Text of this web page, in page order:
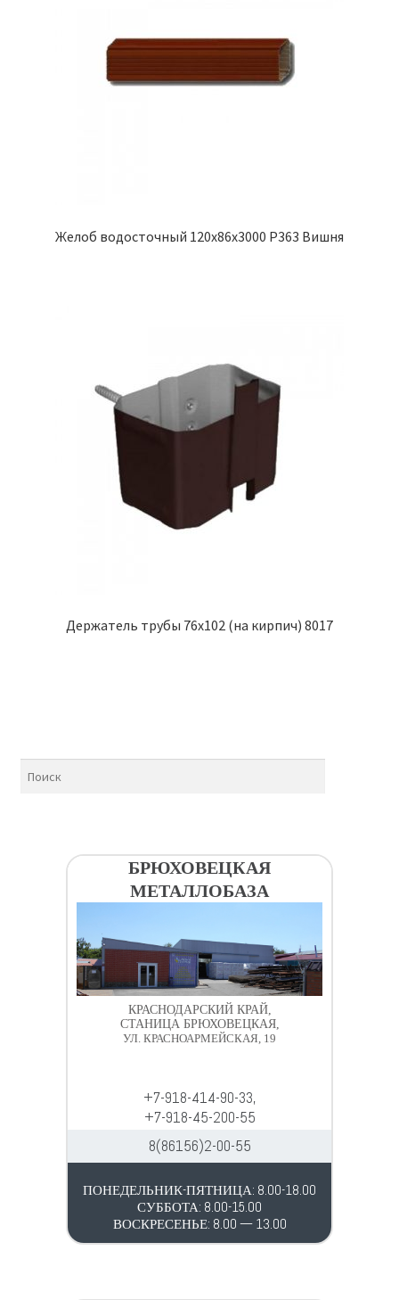
Желоб водосточный 120х86х3000 Р363 Вишня
Держатель трубы 76х102 (на кирпич) 8017
БРЮХОВЕЦКАЯ
МЕТАЛЛОБАЗА
КРАСНОДАРСКИЙ КРАЙ,
СТАНИЦА БРЮХОВЕЦКАЯ,
УЛ. КРАСНОАРМЕЙСКАЯ, 19
+7-918-414-90-33,
+7-918-45-200-55
8(86156)2-00-55
ПОНЕДЕЛЬНИК-ПЯТНИЦА: 8.00-18.00
СУББОТА: 8.00-15.00
ВОСКРЕСЕНЬЕ: 8.00 — 13.00